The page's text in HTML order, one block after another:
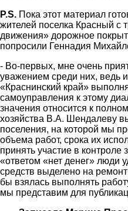
P.S. Пока этот материал
жителей поселка Красный с
движения» дорожное
попросили Геннадия
- Во-первых, мне очень
уважением среди них, ведь
«Краснинский край»
самоуправления к этому
значения относится к
хозяйства В.А. Шендалеву
поселения, на которой мы
объема работ, срока их
принять участие в
«ответом «нет денег» люди
средств выделено на
бы взялась выполнять
мы представим для